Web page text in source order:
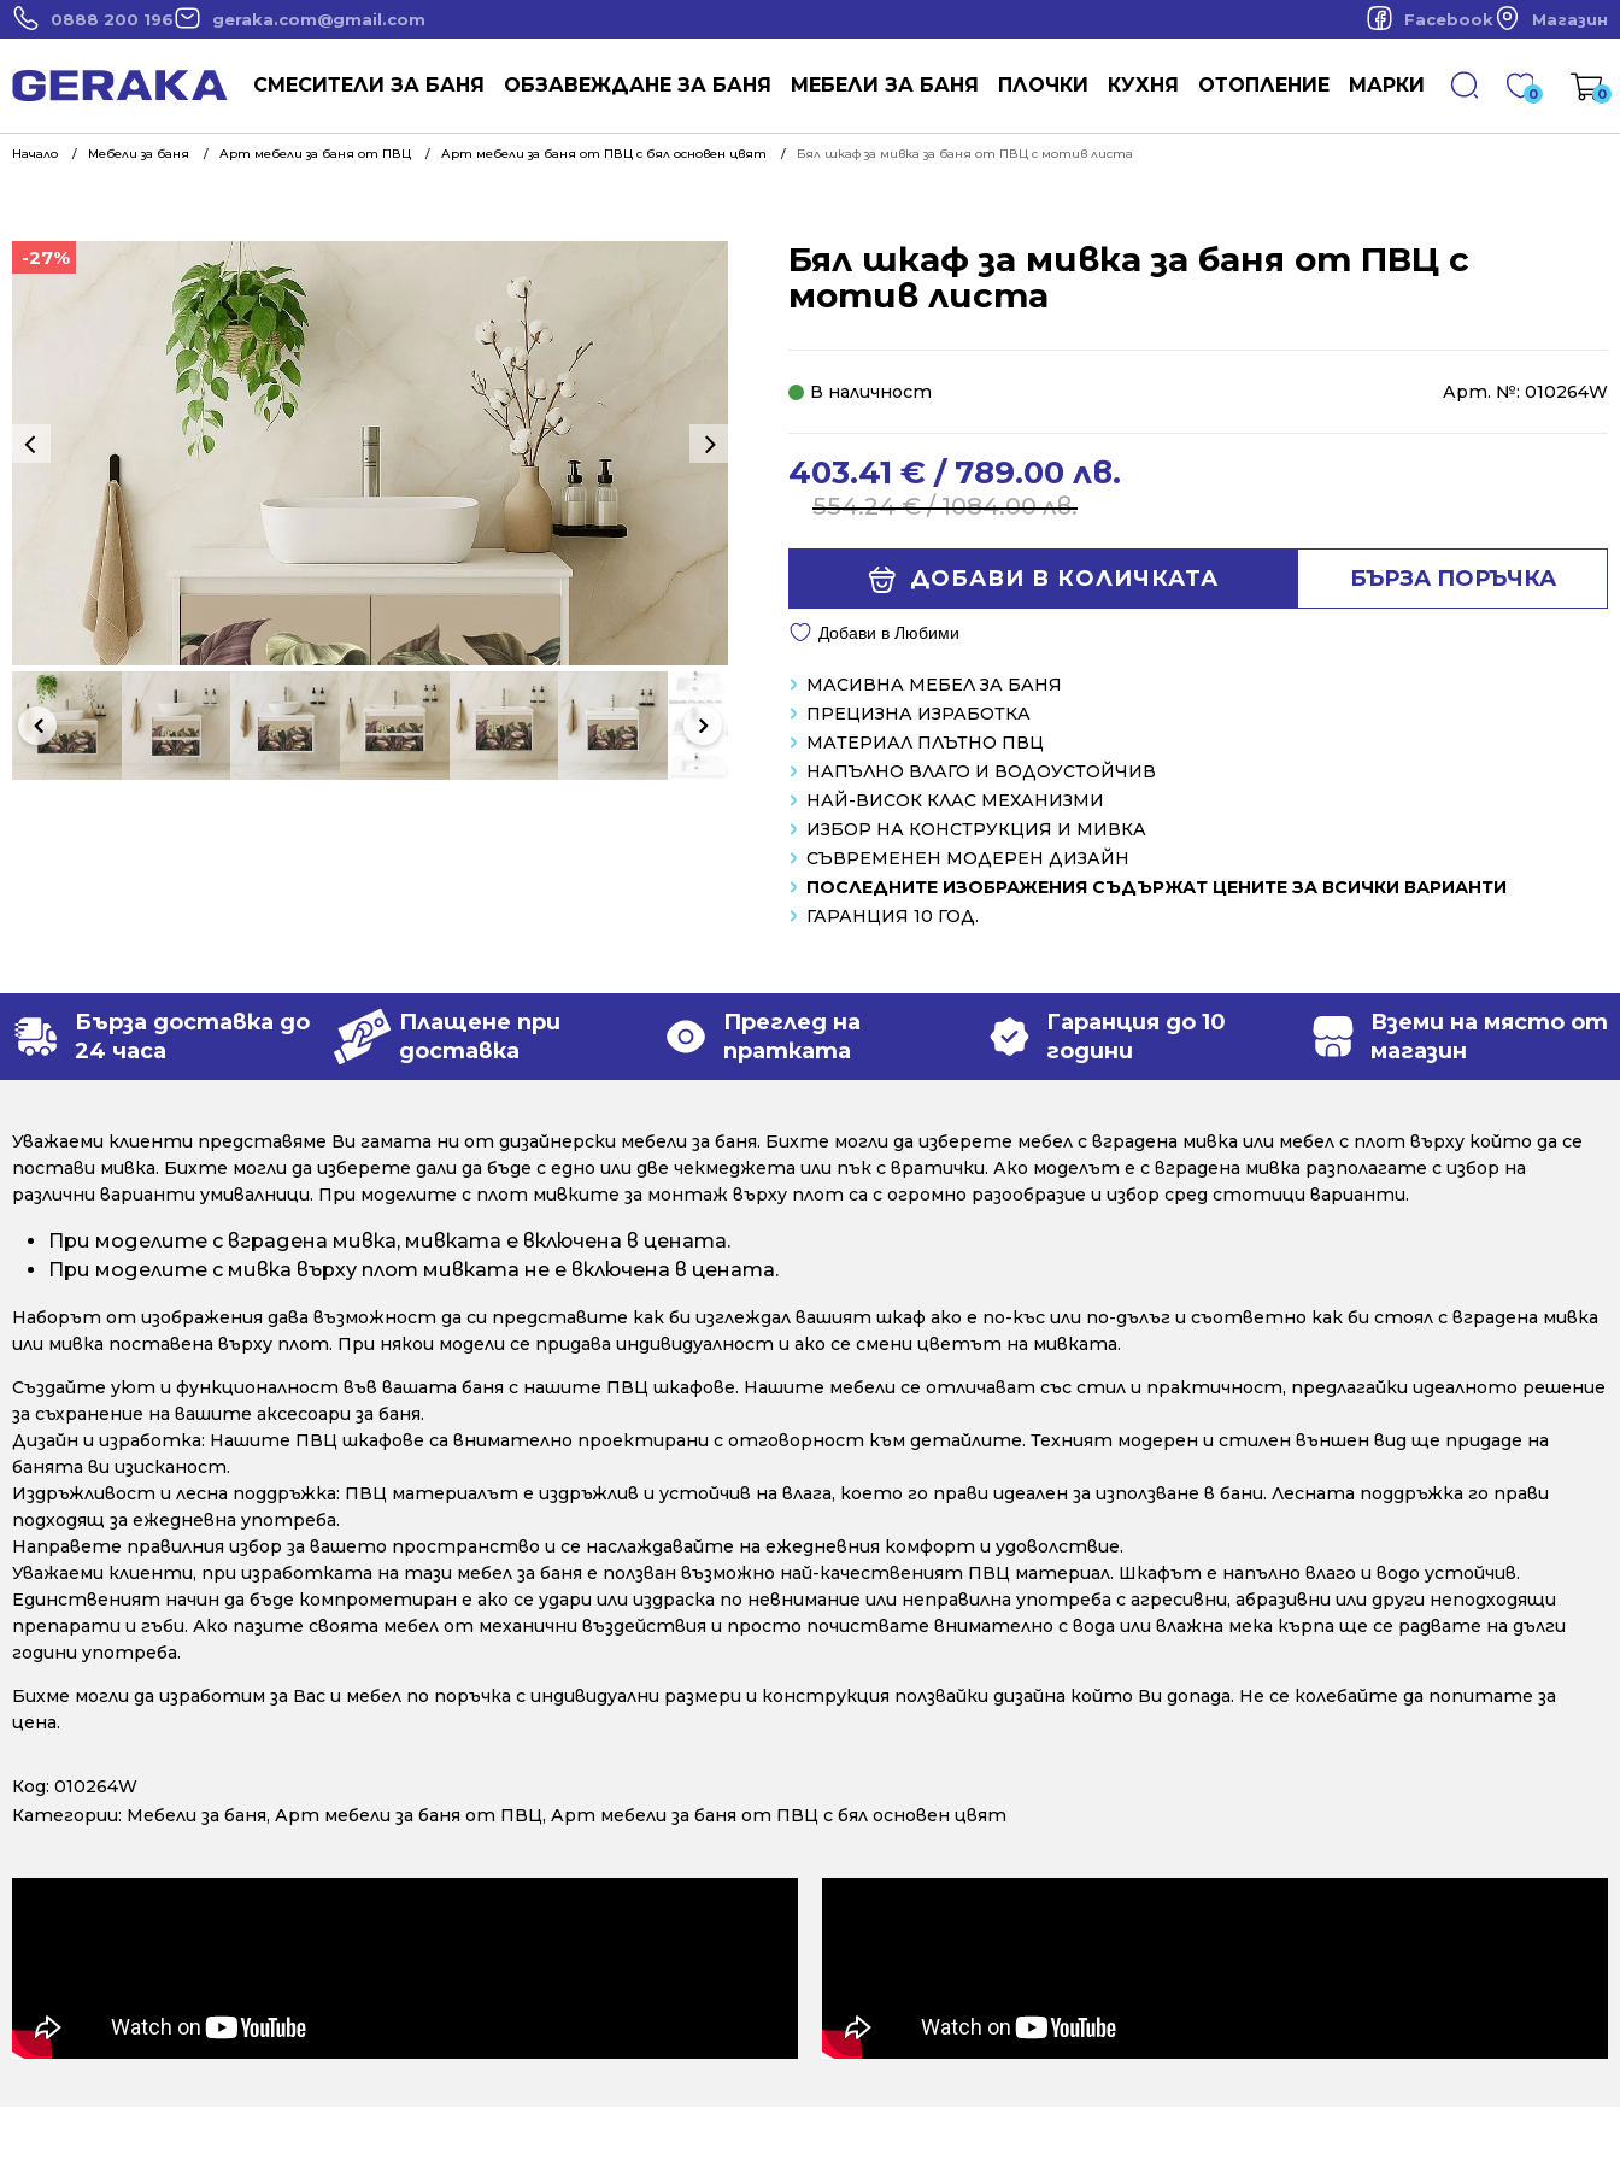
0888 200 196 geraka.com@gmail.com Facebook Магазин
СМЕСИТЕЛИ ЗА БАНЯ ОБЗАВЕЖДАНЕ ЗА БАНЯ МЕБЕЛИ ЗА БАНЯ ПЛОЧКИ КУХНЯ ОТОПЛЕНИЕ МАРКИ 0 0
Начало Мебели за баня Арт мебели за баня от ПВЦ Арт мебели за баня от ПВЦ с бял основен цвят Бял шкаф за мивка за баня от ПВЦ с мотив листа
-27%
-27%
Бял шкаф за мивка за баня от ПВЦ с
мотив листа
В наличност Арт. №: 010264W
554.24€/ 1084.00 лв.
Original
price
1084.00 лв..
403.41 € / 789.00 лв.
Current
price
789.00 лв..
ДОБАВИ В КОЛИЧКАТА БЪРЗА ПОРЪЧКА
Добави в Любими
МАСИВНА МЕБЕЛ ЗА БАНЯ
ПРЕЦИЗНА ИЗРАБОТКА
МАТЕРИАЛ ПЛЪТНО ПВЦ
НАПЪЛНО ВЛАГО И ВОДОУСТОЙЧИВ
НАЙ-ВИСОК КЛАС МЕХАНИЗМИ
ИЗБОР НА КОНСТРУКЦИЯ И МИВКА
СЪВРЕМЕНЕН МОДЕРЕН ДИЗАЙН
ПОСЛЕДНИТЕ ИЗОБРАЖЕНИЯ СЪДЪРЖАТ ЦЕНИТЕ ЗА ВСИЧКИ ВАРИАНТИ
ГАРАНЦИЯ 10 ГОД.
Бърза доставка до
24 часа
Плащене при
доставка
Преглед на
пратката
Гаранция до 10
години
Вземи на място от
магазин
Уважаеми клиенти представяме Ви гамата ни от дизайнерски мебели за баня. Бихте могли да изберете мебел с вградена мивка или мебел с плот върху който да се
постави мивка. Бихте могли да изберете дали да бъде с едно или две чекмеджета или пък с вратички. Ако моделът е с вградена мивка разполагате с избор на
различни варианти умивалници. При моделите с плот мивките за монтаж върху плот са с огромно разообразие и избор сред стотици варианти.
При моделите с вградена мивка, мивката е включена в цената.
При моделите с мивка върху плот мивката не е включена в цената.
Наборът от изображения дава възможност да си представите как би изглеждал вашият шкаф ако е по-къс или по-дълъг и съответно как би стоял с вградена мивка
или мивка поставена върху плот. При някои модели се придава индивидуалност и ако се смени цветът на мивката.
Създайте уют и функционалност във вашата баня с нашите ПВЦ шкафове. Нашите мебели се отличават със стил и практичност, предлагайки идеалното решение
за съхранение на вашите аксесоари за баня.
Дизайн и изработка: Нашите ПВЦ шкафове са внимателно проектирани с отговорност към детайлите. Техният модерен и стилен външен вид ще придаде на
банята ви изисканост.
Издръжливост и лесна поддръжка: ПВЦ материалът е издръжлив и устойчив на влага, което го прави идеален за използване в бани. Лесната поддръжка го прави
подходящ за ежедневна употреба.
Направете правилния избор за вашето пространство и се наслаждавайте на ежедневния комфорт и удоволствие.
Уважаеми клиенти, при изработката на тази мебел за баня е ползван възможно най-качественият ПВЦ материал. Шкафът е напълно влаго и водо устойчив.
Единственият начин да бъде компрометиран е ако се удари или издраска по невнимание или неправилна употреба с агресивни, абразивни или други неподходящи
препарати и гъби. Ако пазите своята мебел от механични въздействия и просто почиствате внимателно с вода или влажна мека кърпа ще се радвате на дълги
години употреба.
Бихме могли да изработим за Вас и мебел по поръчка с индивидуални размери и конструкция ползвайки дизайна който Ви допада. Не се колебайте да попитате за
цена.
Код: 010264W
Категории: Мебели за баня, Арт мебели за баня от ПВЦ, Арт мебели за баня от ПВЦ с бял основен цвят